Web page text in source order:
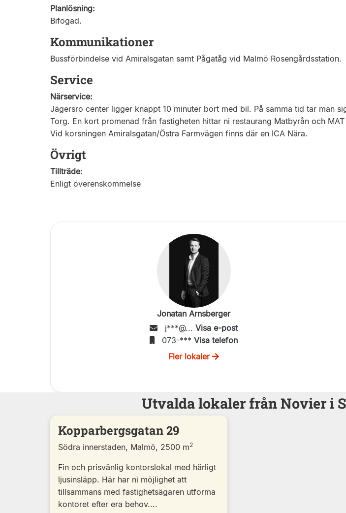
Planlösning:
Bifogad.
Kommunikationer
Bussförbindelse vid Amiralsgatan samt Pågatåg vid Malmö Rosengårdsstation.
Service
Närservice:
Jägersro center ligger knappt 10 minuter bort med bil. På samma tid tar man
Torg. En kort promenad från fastigheten hittar ni restaurang Matbyrån och
Vid korsningen Amiralsgatan/Östra Farmvägen finns där en ICA Nära.
Övrigt
Tillträde:
Enligt överenskommelse
Jonatan Arnsberger
j***@... Visa e-post
073-*** Visa telefon
Fler lokaler
Utvalda lokaler från Novier i
Kopparbergsgatan 29
Södra innerstaden, Malmö, 2500 m2
Fin och prisvänlig kontorslokal med härligt
ljusinsläpp. Här har ni möjlighet att
tillsammans med fastighetsägaren utforma
kontoret efter era behov....